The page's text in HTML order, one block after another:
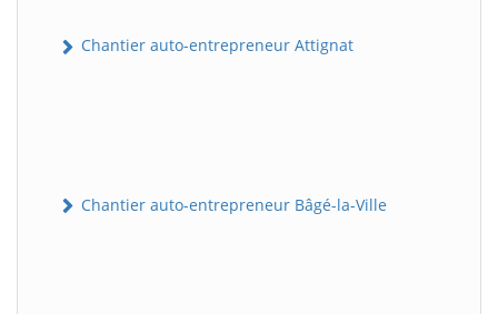
Chantier auto-entrepreneur Attignat
Chantier auto-entrepreneur Bâgé-la-Ville